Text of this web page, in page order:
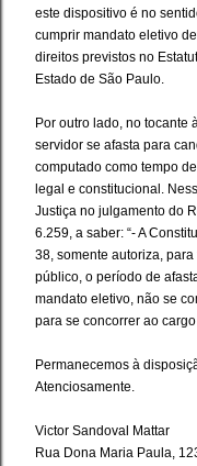
este dispositivo é no
cumprir mandato eletivo
direitos previstos no
Estado de São Paulo.
Por outro lado, no tocante
servidor se afasta para
computado como tempo
legal e constitucional.
Justiça no julgamento do
6.259, a saber: “- A
38, somente autoriza,
público, o período de
mandato eletivo, não se
para se concorrer ao cargo
Permanecemos à
Atenciosamente.
Victor Sandoval Mattar
Rua Dona Maria Paula,